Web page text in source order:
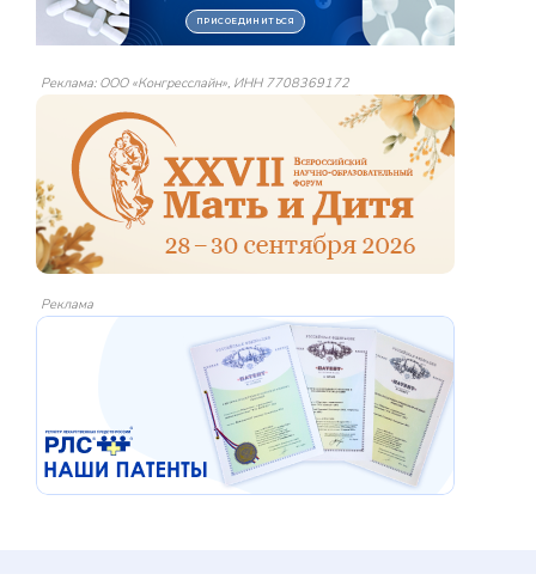
Реклама: ООО «Конгресслайн», ИНН 7708369172
Реклама